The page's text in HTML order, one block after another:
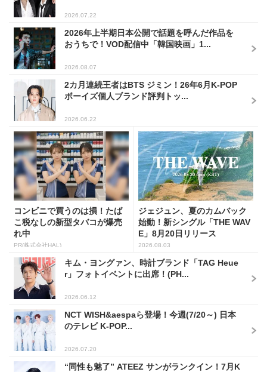
2026.07.22
2026年上半期日本公開で話題を呼んだ作品を
おうちで！VOD配信中「韓国映画」1...
2026.08.07
2カ月連続王者はBTS ジミン！26年6月K-POP
ボーイズ個人ブランド評判トッ...
2026.06.22
コンビニで買うのは損！たば
こ税なしの新型タバコが爆売
れ中
PR(株式会社HAL)
ジェジュン、夏のカムバック
始動！新シングル「THE WAV
E」8月20日リリース
2026.08.03
キム・ヨングァン、時計ブランド「TAG Heue
r」フォトイベントに出席！(PH...
2026.06.12
NCT WISH&aespaら登場！今週(7/20～) 日本
のテレビ K-POP...
2026.07.20
“同性も魅了” ATEEZ サンがランクイン！7月K